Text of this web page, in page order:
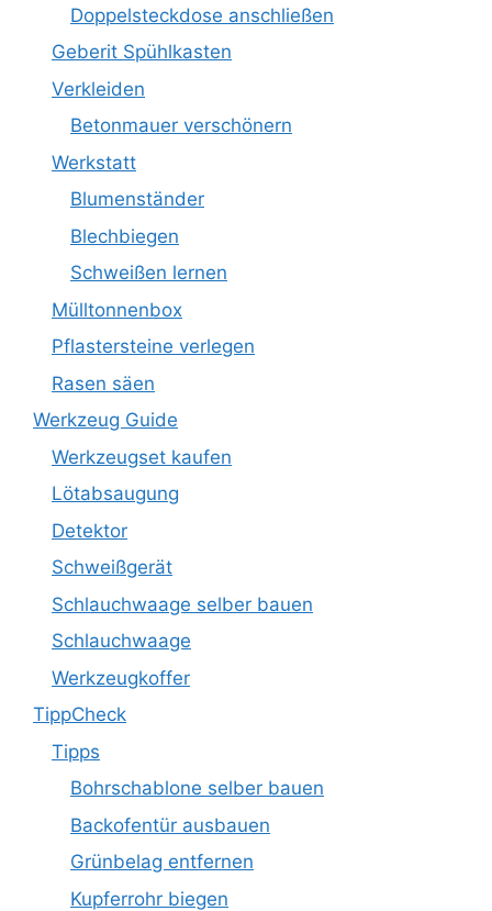
Doppelsteckdose anschließen
Geberit Spühlkasten
Verkleiden
Betonmauer verschönern
Werkstatt
Blumenständer
Blechbiegen
Schweißen lernen
Mülltonnenbox
Pflastersteine verlegen
Rasen säen
Werkzeug Guide
Werkzeugset kaufen
Lötabsaugung
Detektor
Schweißgerät
Schlauchwaage selber bauen
Schlauchwaage
Werkzeugkoffer
TippCheck
Tipps
Bohrschablone selber bauen
Backofentür ausbauen
Grünbelag entfernen
Kupferrohr biegen